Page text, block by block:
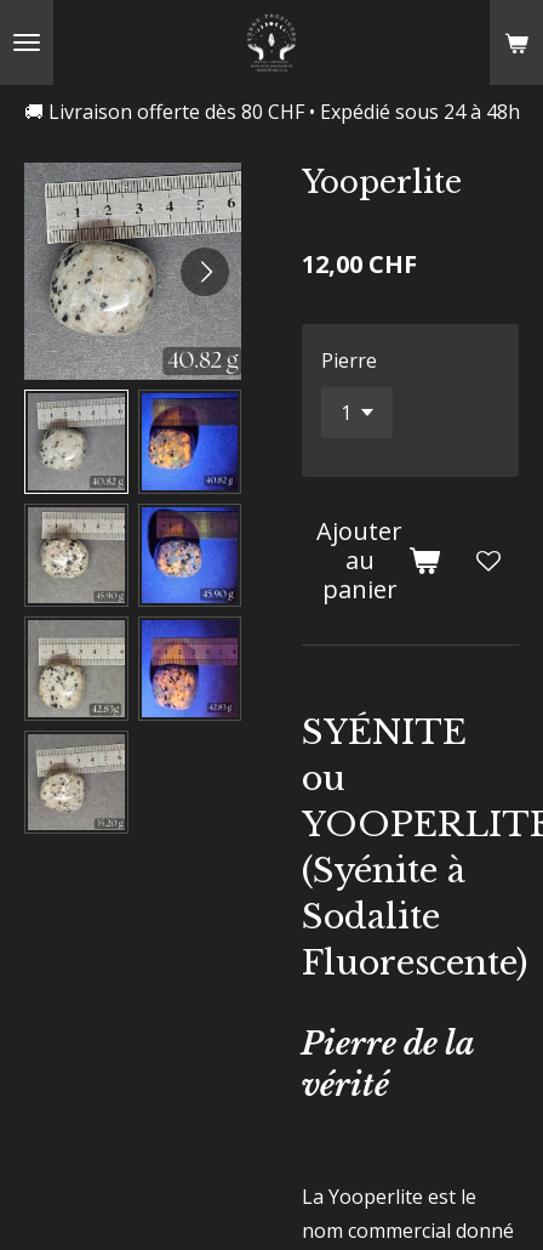
🚚 Livraison offerte dès 80 CHF • Expédié sous 24 à 48h
Yooperlite
12,00 CHF
Pierre
Ajouter
au
panier
SYÉNITE
ou
(Syénite à
Sodalite
Fluorescente)
Pierre de la
vérité
La Yooperlite est le
nom commercial donné